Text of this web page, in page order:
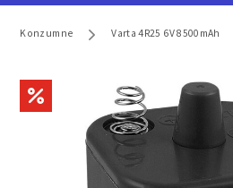
Konzumne Varta 4R25 6V 8500mAh